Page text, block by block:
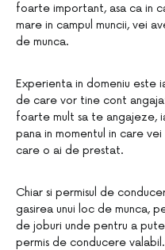
foarte important, asa ca in
mare in campul muncii, vei
de munca.
Experienta in domeniu este
de care vor tine cont
foarte mult sa te angajeze,
pana in momentul in care
care o ai de prestat.
Chiar si permisul de
gasirea unui loc de munca,
de joburi unde pentru a
permis de conducere valabil.